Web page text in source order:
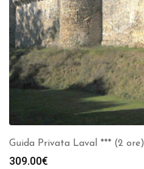
Guida Privata Laval *** (2 ore)
309.00€